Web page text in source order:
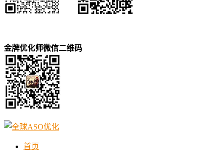
金牌优化师微信二维码
首页